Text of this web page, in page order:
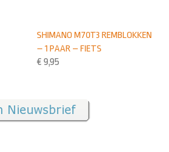
SHIMANO M70T3 REMBLOKKEN
– 1 PAAR – FIETS
€ 9,95